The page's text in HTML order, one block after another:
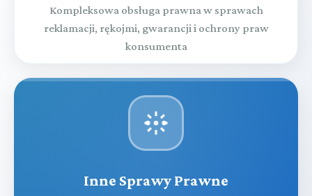
Kompleksowa obsługa prawna w sprawach
reklamacji, rękojmi, gwarancji i ochrony praw
konsumenta
Inne Sprawy Prawne